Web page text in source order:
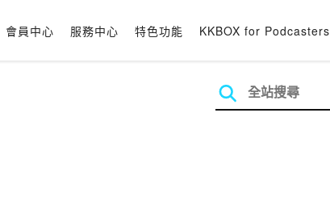
會員中心 服務中心 特色功能 KKBOX for Podcasters